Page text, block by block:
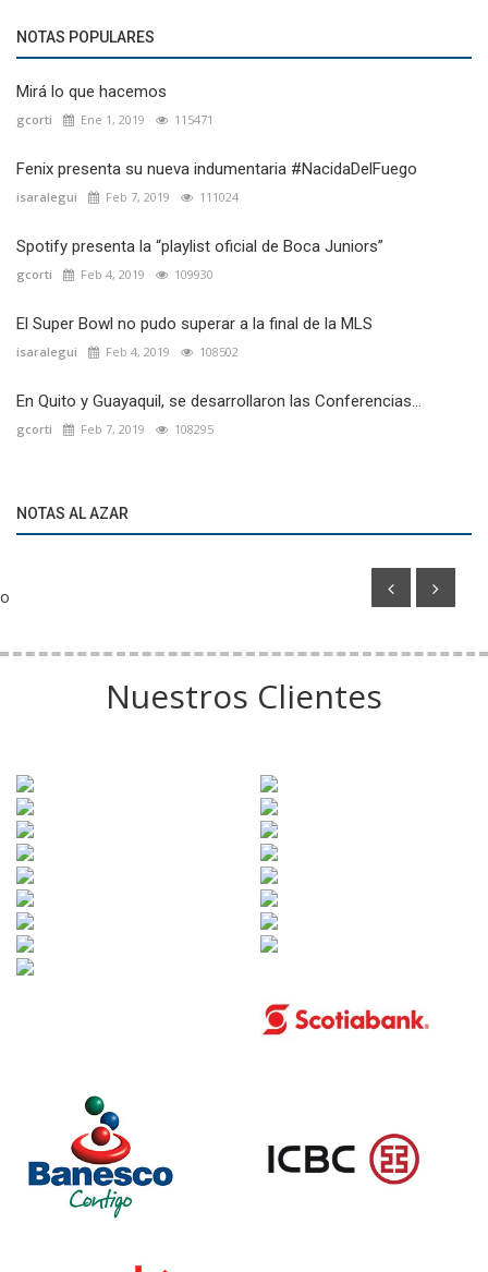
NOTAS POPULARES
Mirá lo que hacemos
gcorti Ene 1, 2019 115471
Fenix presenta su nueva indumentaria #NacidaDelFuego
isaralegui Feb 7, 2019 111024
Spotify presenta la “playlist oficial de Boca Juniors”
gcorti Feb 4, 2019 109930
El Super Bowl no pudo superar a la final de la MLS
isaralegui Feb 4, 2019 108502
En Quito y Guayaquil, se desarrollaron las Conferencias...
gcorti Feb 7, 2019 108295
NOTAS AL AZAR
Lamine Yamal se convirtió en embajador de Nesquik
o
Nuestros Clientes